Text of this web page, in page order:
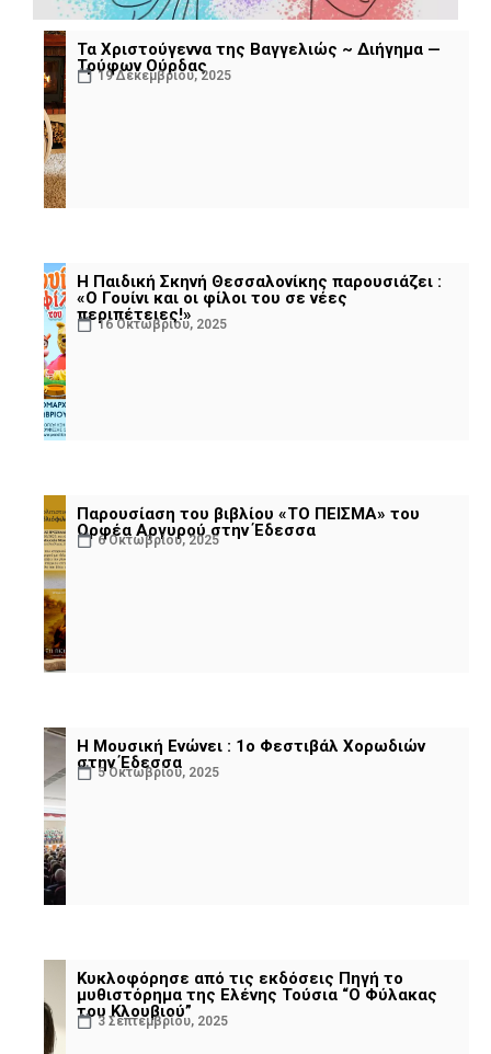
Τα Χριστούγεννα της Βαγγελιώς ~ Διήγημα —
Τρύφων Ούρδας
19 Δεκεμβρίου, 2025
Η Παιδική Σκηνή Θεσσαλονίκης παρουσιάζει :
«Ο Γουίνι και οι φίλοι του σε νέες
περιπέτειες!»
16 Οκτωβρίου, 2025
Παρουσίαση του βιβλίου «ΤΟ ΠΕΙΣΜΑ» του
Ορφέα Αργυρού στην Έδεσσα
6 Οκτωβρίου, 2025
Η Μουσική Ενώνει : 1ο Φεστιβάλ Χορωδιών
στην Έδεσσα
5 Οκτωβρίου, 2025
Κυκλοφόρησε από τις εκδόσεις Πηγή το
μυθιστόρημα της Ελένης Τούσια “Ο Φύλακας
του Κλουβιού”
3 Σεπτεμβρίου, 2025